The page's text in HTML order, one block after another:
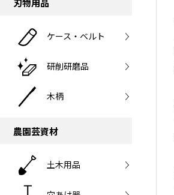
刃物用品
ケース・ベルト
研削研磨品
木柄
農園芸資材
土木用品